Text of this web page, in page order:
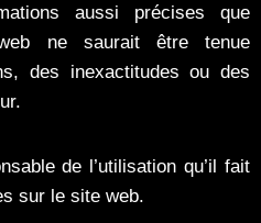
aussi précises que
ne saurait être tenue
des inexactitudes ou des
de l’utilisation qu’il fait
sur le site web.